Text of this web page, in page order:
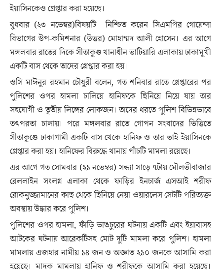
ইয়াসিনকেও গ্রেপ্তার করা হয়েছে।
বুধবার (২৩ নভেম্বর)বিষয়টি নিশ্চিত করেন সিএমপির গোয়েন্দা
বিভাগের উপ-কমিশনার (উত্তর) মোহাম্মদ আলী হোসেন। এর আগে
মঙ্গলবার রাতের দিকে সীতাকুণ্ড থানাধীন ভাটিয়ারি এলাকায় ঢাকামুখী
একটি বাস থেকে তাদের গ্রেপ্তার করা হয়।
ওসি মাঈনুর রহমান চৌধুরী বলেন, গত শনিবার রাতে গ্রেপ্তারের পর
পুলিশের ওপর হামলা চালিয়ে হানিফকে ছিনিয়ে নিয়ে যায় তার
সহযোগী ও তৃতীয় লিঙ্গের লোকজন। তাদের ধরতে পুলিশ বিভিন্নভাবে
তৎপরতা চালায়। পরে মঙ্গলবার রাতে গোপন সংবাদের ভিত্তিতে
সীতাকুণ্ডে ঢাকাগামী একটি বাস থেকে হানিফ ও তার ভাই ইয়াসিনকে
গ্রেপ্তার করা হয়। হানিফের বিরুদ্ধে থানায় পাঁচটি মামলা রয়েছে।
এর আগে গত সোমবার (২১ নভেম্বর) সন্ধ্যা সাড়ে ৭টায় মৌলভীবাজার
রেললাইন সংলগ্ন এলাকা থেকে ফাড়ির ইনচার্জ এসআই শরীফ
রোকনুজ্জামানের কাছ থেকে ছিনিয়ে নেয়া ওয়ারলেস সেটটি পরিত্যক্ত
অবস্থায় উদ্ধার করে পুলিশ।
পুলিশের ওপর হামলা, ফাঁড়ি ভাঙচুরের ঘটনায় একটি এবং ইয়াবাসহ
আটকের ঘটনায় আরেকটিসহ মোট দুটি মামলা করে পুলিশ। হামলা
মামলায় এজহার নামীয় ১৪ জন ও অজ্ঞাত ২১০ জনকে আসামি করা
হয়েছে। মাদক মামলায় হানিফ ও শরীফকে আসামি করা হয়েছে।